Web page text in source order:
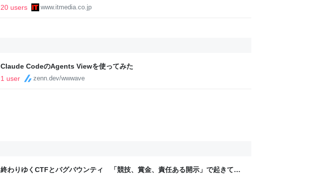
た新報酬制度に移行
20 users www.itmedia.co.jp
Claude CodeのAgents Viewを使ってみた
1 user
zenn.dev/wwwave
終わりゆくCTFとバグバウンティ 「競技、賞金、責任ある開示」で起きてい